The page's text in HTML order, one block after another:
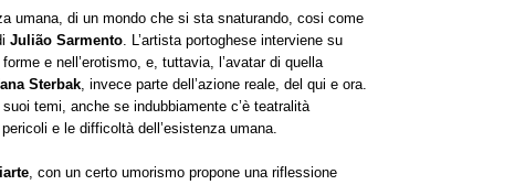
umana, di un mondo che si sta snaturando, cosi come
Julião Sarmento. L’artista portoghese interviene su
e nell’erotismo, e, tuttavia, l’avatar di quella
Sterbak, invece parte dell’azione reale, del qui e ora.
temi, anche se indubbiamente c’è teatralità
e le difficoltà dell’esistenza umana.
, con un certo umorismo propone una riflessione